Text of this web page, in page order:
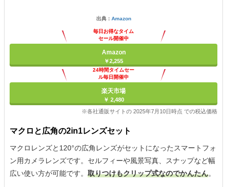
出典： Amazon
毎日お得なタイム
セール開催中
Amazon
￥2,255
24時間タイムセー
ル毎日開催中
楽天市場
￥ 2,480
※各社通販サイトの 2025年7月10日時点 での税込価格
マクロと広角の2in1レンズセット
マクロレンズと120°の広角レンズがセットになったスマートフォ
ン用カメラレンズです。セルフィーや風景写真、スナップなど幅
広い使い方が可能です。 取りつけもクリップ式なのでかんたん。